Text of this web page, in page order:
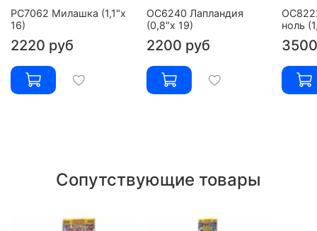
РС7062 Милашка (1,1"х
16)
2220 руб
ОС6240 Лапландия
(0,8"х 19)
2200 руб
ноль
Сопутствующие товары